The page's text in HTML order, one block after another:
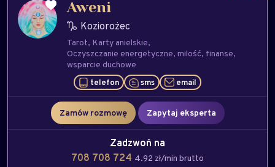
Aweni
Koziorożec
Tarot Karty anielskie
Oczyszczanie energetyczne milość finanse
wsparcie duchowe
telefon sms email
Zamów rozmowę Zapytaj eksperta
Zadzwoń na
708 708 724 4.92 zł/min brutto